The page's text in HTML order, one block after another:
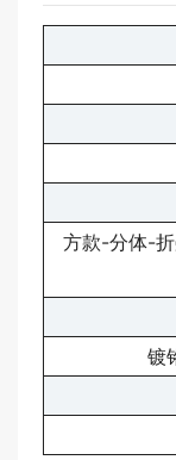
方款-分体-
镀